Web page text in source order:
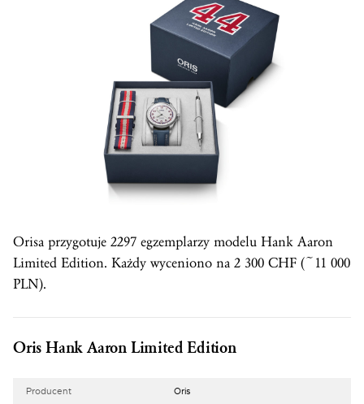
Orisa przygotuje 2297 egzemplarzy modelu Hank Aaron
Limited Edition. Każdy wyceniono na 2 300 CHF (~11 000
PLN).
Oris Hank Aaron Limited Edition
Producent Oris